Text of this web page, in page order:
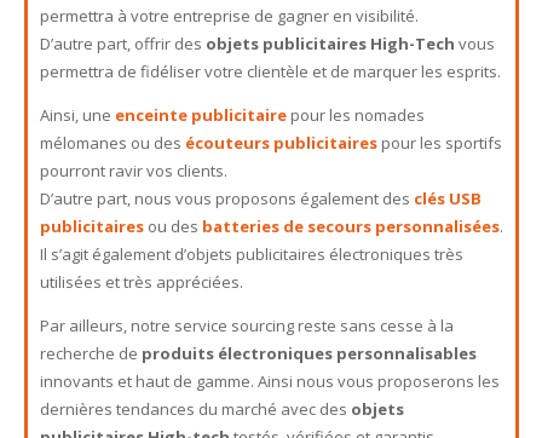
permettra à votre entreprise de gagner en visibilité.
D’autre part, offrir des objets publicitaires High-Tech vous
permettra de fidéliser votre clientèle et de marquer les esprits.
Ainsi, une enceinte publicitairepour les nomades
mélomanes ou des écouteurs publicitairespour les sportifs
pourront ravir vos clients.
D’autre part, nous vous proposons également des clés USB
publicitairesou des batteries de secours personnalisées.
Il s’agit également d’objets publicitaires électroniques très
utilisées et très appréciées.
Par ailleurs, notre service sourcing reste sans cesse à la
recherche de produits électroniques personnalisables
innovants et haut de gamme. Ainsi nous vous proposerons les
dernières tendances du marché avec des objets